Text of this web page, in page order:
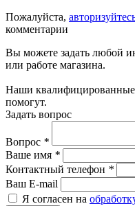
Пожалуйста,
комментарии
Вы можете задать любой
или работе магазина.
Наши квалифицированные
помогут.
Задать вопрос
Вопрос *
Ваше имя *
Контактный телефон *
Ваш E-mail
Я согласен на